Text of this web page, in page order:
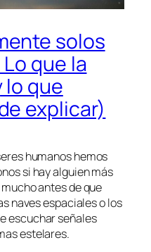
solos
que la
lo que
explicar)
humanos hemos
si hay alguien más
antes de que
naves espaciales o los
escuchar señales
estelares.